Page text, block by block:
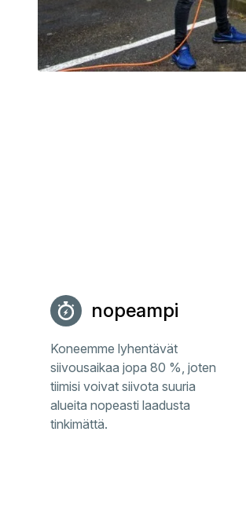
nopeampi
Koneemme lyhentävät
siivousaikaa jopa 80 %, joten
tiimisi voivat siivota suuria
alueita nopeasti laadusta
tinkimättä.